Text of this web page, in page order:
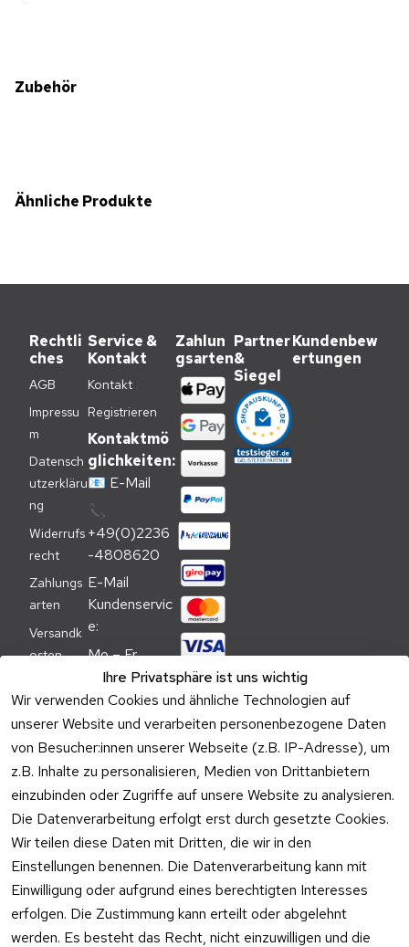
Zubehör
Ähnliche Produkte
Ihre Privatsphäre ist uns wichtig
Wir verwenden Cookies und ähnliche Technologien auf
unserer Website und verarbeiten personenbezogene Daten
von Besucher:innen unserer Webseite (z.B. IP-Adresse), um
z.B. Inhalte zu personalisieren, Medien von Drittanbietern
einzubinden oder Zugriffe auf unsere Website zu analysieren.
Die Datenverarbeitung erfolgt erst durch gesetzte Cookies.
Wir teilen diese Daten mit Dritten, die wir in den
Einstellungen benennen. Die Datenverarbeitung kann mit
Einwilligung oder aufgrund eines berechtigten Interesses
erfolgen. Die Zustimmung kann erteilt oder abgelehnt
werden. Es besteht das Recht, nicht einzuwilligen und die
Rechtli
ches
AGB
Impressu
m
Datensch
utzerkläru
ng
Widerrufs
recht
Zahlungs
arten
Versandk
osten
nweis
Verpacku
ngshinwei
se
Altgeräte
-
Entsorgu
ng
Vertrag
Service &
Kontakt
Kontakt
Registrieren
Kontaktmö
glichkeiten:
📧 E-Mail
📞
+49(0)2236
-4808620
E-Mail
Kundenservic
e:
Mo – Fr
09:00 –
17:00 Uhr
Telefon
Kundenservic
e:
Mo – Fr 11:00
– 15:00 Uhr
Zahlun
gsarten
Versa
ndpa
rtner
Partner
&
Siegel
Kundenbew
ertungen